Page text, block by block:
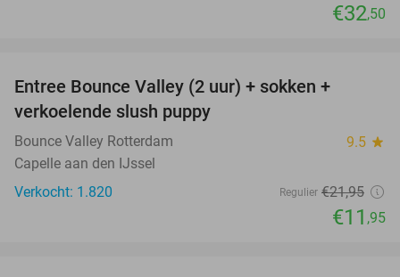
€32,50
Entree Bounce Valley (2 uur) + sokken +
verkoelende slush puppy
Bounce Valley Rotterdam 9.5 star
Capelle aan den IJssel
Verkocht: 1.820
Regulier €21,95
€11 ,95